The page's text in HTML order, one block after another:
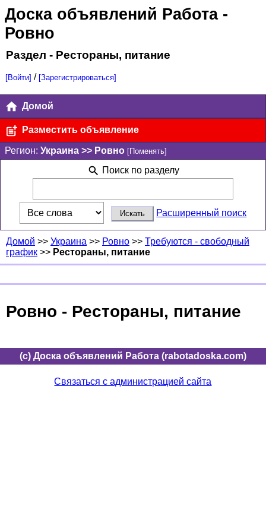
Доска объявлений Работа-
Ровно
Раздел - Рестораны, питание
[Войти] / [Зарегистрироваться]
Домой
Разместить объявление
Регион: Украина >> Ровно [Поменять]
Поиск по разделу
Расширенный поиск
Домой >> Украина >> Ровно >> Требуются - свободный
график >> Рестораны, питание
Ровно - Рестораны, питание
(c) Доска объявлений Работа (rabotadoska.com)
Связаться с администрацией сайта